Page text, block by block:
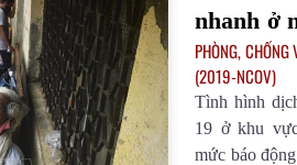
nhanh ở
PHÒNG,
(2019-NCOV)
Tình hình
19 ở khu
mức báo